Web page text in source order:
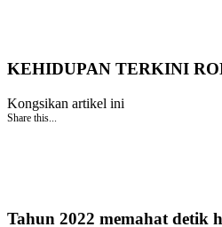
KEHIDUPAN TERKINI
Kongsikan artikel ini
Share this...
Tahun 2022 memahat detik